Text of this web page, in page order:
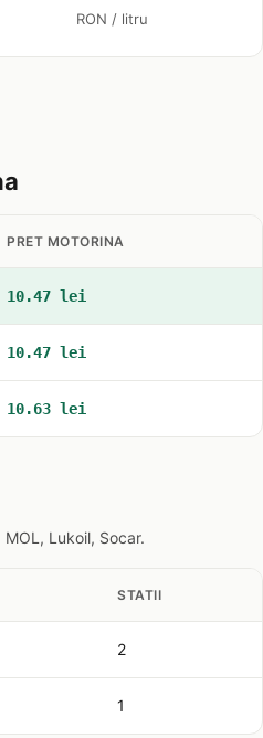
RON / litru
PRET MOTORINA
10.47 lei
10.47 lei
10.63 lei
Lukoil, Socar.
STATII
2
1